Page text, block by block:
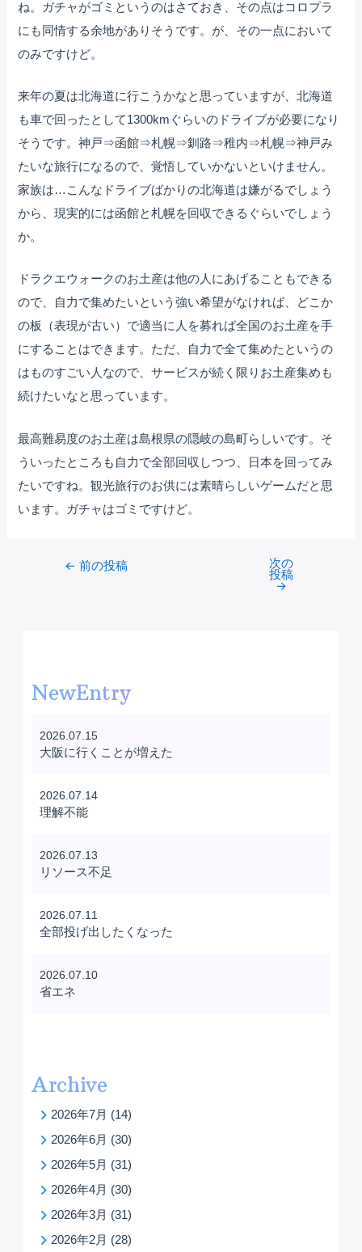
ね。ガチャがゴミというのはさておき、その点はコロプラ
にも同情する余地がありそうです。が、その一点において
のみですけど。
来年の夏は北海道に行こうかなと思っていますが、北海道
も車で回ったとして1300kmぐらいのドライブが必要になり
そうです。神戸⇒函館⇒札幌⇒釧路⇒稚内⇒札幌⇒神戸み
たいな旅行になるので、覚悟していかないといけません。
家族は…こんなドライブばかりの北海道は嫌がるでしょう
から、現実的には函館と札幌を回収できるぐらいでしょう
か。
ドラクエウォークのお土産は他の人にあげることもできる
ので、自力で集めたいという強い希望がなければ、どこか
の板（表現が古い）で適当に人を募れば全国のお土産を手
にすることはできます。ただ、自力で全て集めたというの
はものすごい人なので、サービスが続く限りお土産集めも
続けたいなと思っています。
最高難易度のお土産は島根県の隠岐の島町らしいです。そ
ういったところも自力で全部回収しつつ、日本を回ってみ
たいですね。観光旅行のお供には素晴らしいゲームだと思
います。ガチャはゴミですけど。
Post← 前の投稿 次の
投稿
→
NewEntry
2026.07.15
大阪に行くことが増えた
2026.07.14
理解不能
2026.07.13
リソース不足
2026.07.11
全部投げ出したくなった
2026.07.10
省エネ
Archive
2026年7月 (14)
2026年6月 (30)
2026年5月 (31)
2026年4月 (30)
2026年3月 (31)
2026年2月 (28)